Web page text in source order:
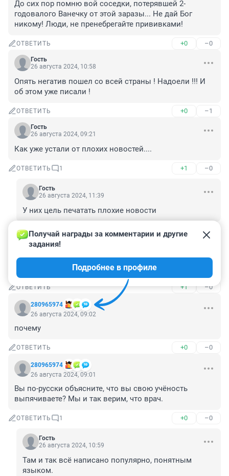
До сих пор помню вой соседки, потерявшей 2-
годовалого Ванечку от этой заразы... Не дай Бог
никому! Люди, не пренебрегайте прививками!
ОТВЕТИТЬ +0 –0
Гость
26 августа 2024, 10:58
Опять негатив пошел со всей страны ! Надоели !!! И
об этом уже писали !
ОТВЕТИТЬ +0 –1
Гость
26 августа 2024, 09:21
Как уже устали от плохих новостей....
ОТВЕТИТЬ 1 +1 –0
Гость
26 августа 2024, 11:39
У них цель печатать плохие новости
ОТВЕТИТЬ –1
Гость
Опять?? Писать больше не чем??
ОТВЕТИТЬ +1 –0
280965974
Получай награды за комментарии и другие
задания!
Подробнее в профиле
26 августа 2024, 09:02
почему
ОТВЕТИТЬ +0 –0
280965974
26 августа 2024, 09:01
Вы по-русски объясните, что вы свою учёность
выпячиваете? Мы и так верим, что врач.
ОТВЕТИТЬ 1 +0 –0
Гость
26 августа 2024, 10:59
Там и так всё написано популярно, понятным
языком.